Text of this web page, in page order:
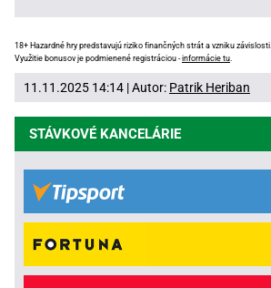
18+ Hazardné hry predstavujú riziko finančných strát a vzniku závislosti.
Využitie bonusov je podmienené registráciou -informácie tu
11.11.2025 14:14 | Autor: Patrik Heriban
STÁVKOVÉ KANCELÁRIE